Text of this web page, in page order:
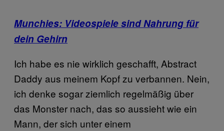
Munchies: Videospiele sind Nahrung für
dein Gehirn
Ich habe es nie wirklich geschafft, Abstract
Daddy aus meinem Kopf zu verbannen. Nein,
ich denke sogar ziemlich regelmäßig über
das Monster nach, das so aussieht wie ein
Mann, der sich unter einem